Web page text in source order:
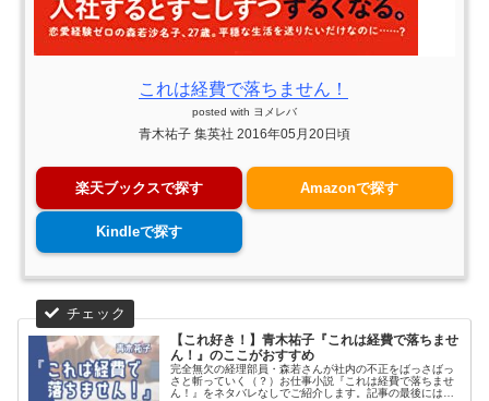
これは経費で落ちません！
posted with ヨメレバ
青木祐子 集英社 2016年05月20日頃
楽天ブックスで探す Amazonで探す
Kindleで探す
【これ好き！】青木祐子『これは経費で落ちませ
ん！』のここがおすすめ
完全無欠の経理部員・森若さんが社内の不正をばっさばっ
さと斬っていく（？）お仕事小説『これは経費で落ちませ
ん！』をネタバレなしでご紹介します。記事の最後には